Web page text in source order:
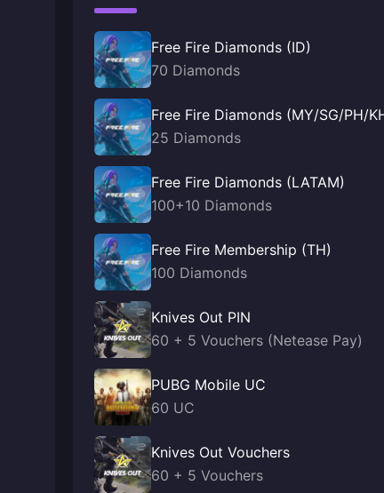
Free Fire Diamonds (ID)
70 Diamonds
Free Fire Diamonds (MY/SG/
25 Diamonds
Free Fire Diamonds (LATAM)
100+10 Diamonds
Free Fire Membership (TH)
100 Diamonds
Knives Out PIN
60 + 5 Vouchers (Netease Pay)
PUBG Mobile UC
60 UC
Knives Out Vouchers
60 + 5 Vouchers